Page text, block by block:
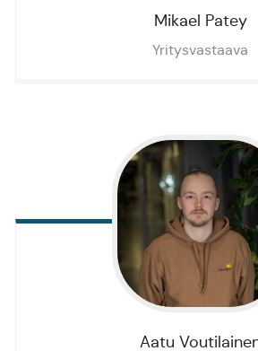
Mikael Patey
Yritysvastaava
Aatu